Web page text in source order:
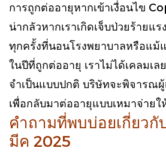
การถูกต่ออายุหากเข้าเงื่อนไข
น่ากลัวหากเราเกิดเจ็บป่วยร้ายแ
ทุกครั้งที่นอนโรงพยาบาลหรือแม้
ในปีที่ถูกต่ออายุ เราไม่ได้เคลมเล
จำเป็นแบบปกติ บริษัทจะพิจารณผู้
เพื่อกลับมาต่ออายุแบบเหมาจ่ายใ
คำถามที่พบบ่อยเกี่ยวกั
มีค 2025